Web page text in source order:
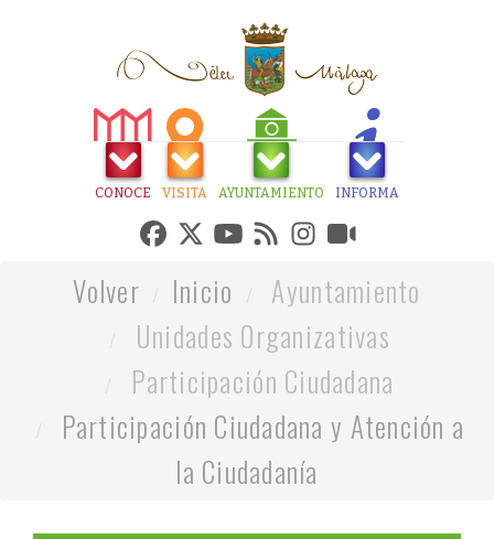
CONOCE VISITA AYUNTAMIENTO INFORMA
Volver Inicio
Ayuntamiento
Unidades Organizativas
Participación Ciudadana
Participación Ciudadana y Atención a
la Ciudadanía